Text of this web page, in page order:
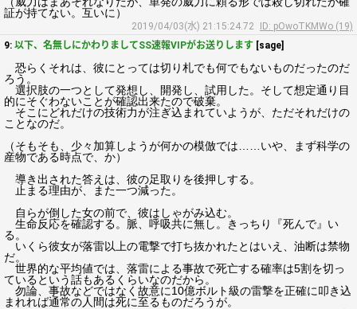
証が持てない。互いに）
2019/04/03(水) 21:15:24.72
ID: pOwoTKMWo (19)
9: 以下、名無しにかわりましてSS速報VIPがお送りします [sage]
恐らくそれは、彼にとっては切り札でも何でもないものだったのだ
ろう。
選択肢の一つとして発想し、開発し、試用した。そして想定通り目
的にそぐわないことが確認出来たので破棄。
そこにどれだけの技術力が注ぎ込まれていようが、ただそれだけの
ことなのだ。
（そもそも、少々加算しようが何かの模倣では……いや、まず科学の
産物である時点で、か）
導き出された答えは、彼の足取りを後押しする。
止まる理由が、また一つ減った。
自らが倒した女の前で、彼はしゃがみ込む。
生命反応を確認する。脈、呼吸共に無し。きっちり『死んで』い
る。
いくら彼女が落雷以上の電撃で打ち抜かれたとはいえ、油断は禁物
だ。
世界的な平均値では、落雷による事故で死亡する確率は5割を切っ
ているという話もあるくらいなのだから。
勿論、事故などではなく故意に10億ボルト級の雷撃を正確に叩き込
まれれば通常の人間は死に至るものだろうが。